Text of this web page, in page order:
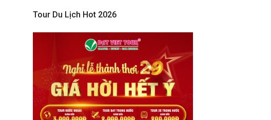
Tour Du Lịch Hot 2026